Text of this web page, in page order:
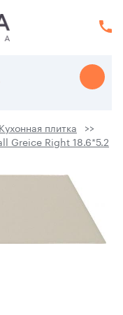
Кухонная плитка
Greice Right 18.6*5.2